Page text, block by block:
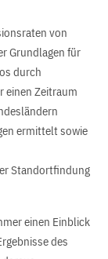
von
Grundlagen für
durch
einen Zeitraum
ermittelt sowie
Standortfindung
einen Einblick
des